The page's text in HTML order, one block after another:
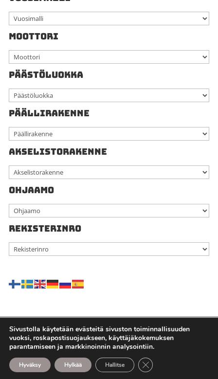
MOOTTORI
PÄÄSTÖLUOKKA
PÄÄLLIRAKENNE
AKSELISTORAKENNE
OHJAAMO
REKISTERINRO
Kaikki oikeudet pidätetään - Kauppilan autohajottamo Oy |
Tietosuojaseloste| Sivuston toteutus - Mojovagroup.com -
Mediaa maalta
Sivustolla käytetään evästeitä sivuston toiminnallisuuden
vuoksi, roskapostisuojaukseen, käyttäjäkokemuksen
parantamiseen ja markkinoinnin analysointiin.
Hyväksy Hylkää Hallitse Sulje evästebanneri